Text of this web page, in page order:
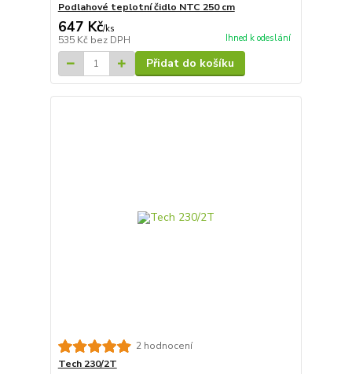
Podlahové teplotní čidlo NTC 250 cm
647 Kč/ks
535 Kč bez DPH Ihned k odeslání
Přidat do košíku
2 hodnocení
Tech 230/2T